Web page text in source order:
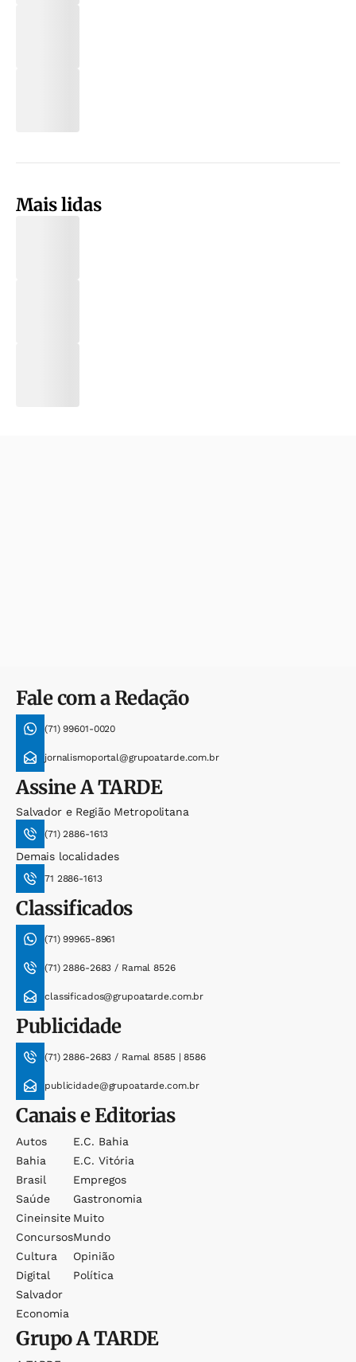
Mais lidas
Fale com a Redação
(71) 99601-0020
jornalismoportal@grupoatarde.com.br
AssineA TARDE
Salvador e Região Metropolitana
(71) 2886-1613
Demais localidades
71 2886-1613
Classificados
(71) 99965-8961
(71) 2886-2683 / Ramal 8526
classificados@grupoatarde.com.br
Publicidade
(71) 2886-2683 / Ramal 8585 | 8586
publicidade@grupoatarde.com.br
Canais e Editorias
Autos
Bahia
Brasil
Saúde
Cineinsite
Concursos
Cultura
Digital
Salvador
Economia
E.c. Bahia
E.c. Vitória
Empregos
Gastronomia
Muito
Mundo
Opinião
Política
GrupoA TARDE